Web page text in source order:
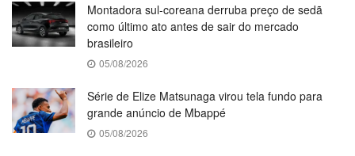
Montadora sul-coreana derruba preço de sedã
como último ato antes de sair do mercado
brasileiro
05/08/2026
Série de Elize Matsunaga virou tela fundo para
grande anúncio de Mbappé
05/08/2026